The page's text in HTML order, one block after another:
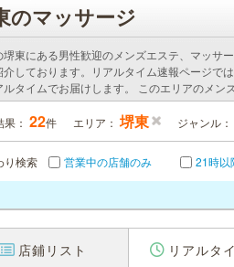
のマッサージ
堺東にある男性歓迎のメンズエステ、マッサ
介しております。リアルタイム速報ページで
ルタイムでお届けします。 このエリアのメン
： 22件 エリア： 堺東 ジャンル：
り検索 営業中の店舗のみ 21時以
店鋪リスト リアルタ